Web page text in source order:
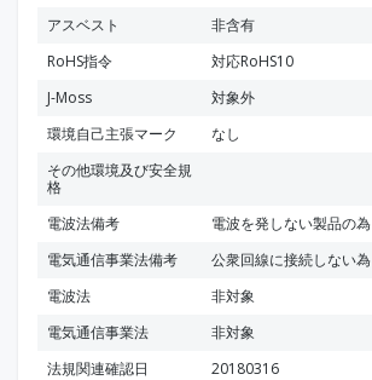
アスベスト
非含有
RoHS指令
対応RoHS10
J-Moss
対象外
環境自己主張マーク
なし
その他環境及び安全規
格
電波法備考
電波を発しない製品の為
電気通信事業法備考
公衆回線に接続しない為
電波法
非対象
電気通信事業法
非対象
法規関連確認日
20180316